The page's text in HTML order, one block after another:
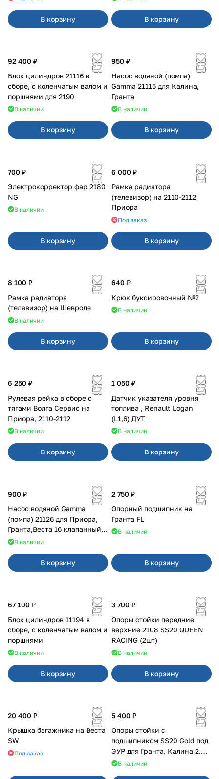
В корзину В корзину
92 400 ₽
Блок цилиндров 21116 в
сборе, с коленчатым валом и
поршнями для 2190
В наличии
В корзину
950 ₽
Насос водяной (помпа)
Gamma 21116 для Калина,
Гранта
В наличии
В корзину
700 ₽
Электрокорректор фар 2180
NG
В наличии
В корзину
6 000 ₽
Рамка радиатора
(телевизор) на 2110-2112,
Приора
Под заказ
В корзину
8 100 ₽
Рамка радиатора
(телевизор) на Шевроле
В наличии
В корзину
640 ₽
Крюк буксировочный №2
В наличии
В корзину
6 250 ₽
Рулевая рейка в сборе с
тягами Волга Сервис на
Приора, 2110-2112
В наличии
В корзину
1 050 ₽
Датчик указателя уровня
топлива , Renault Logan
(L1,6) ДУТ
В наличии
В корзину
900 ₽
Насос водяной Gamma
(помпа) 21126 для Приора,
Гранта,Веста 16 клапанный
двигатель.
В наличии
В корзину
2 750 ₽
Опорный подшипник на
Гранта FL
В наличии
В корзину
67 100 ₽
Блок цилиндров 11194 в
сборе, с коленчатым валом и
поршнями
В наличии
В корзину
3 700 ₽
Опоры стойки передние
верхние 2108 SS20 QUEEN
RACING (2шт)
В наличии
В корзину
20 400 ₽
Крышка багажника на Веста
SW
Под заказ
5 400 ₽
Опоры стойки с
подшипником SS20 Gold под
ЭУР для Гранта, Калина 2,
Datsun
В наличии